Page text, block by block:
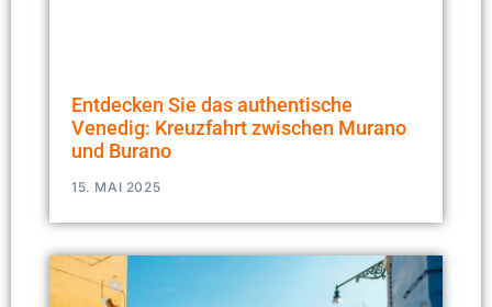
Entdecken Sie das authentische
Venedig: Kreuzfahrt zwischen Murano
und Burano
15. MAI 2025